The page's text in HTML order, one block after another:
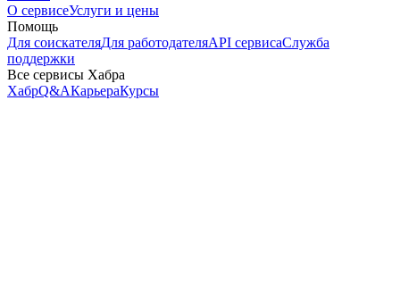
О сервисеУслуги и цены
Помощь
Для соискателяДля работодателяAPI сервисаСлужба
поддержки
Все сервисы Хабра
ХабрQ&AКарьераКурсы